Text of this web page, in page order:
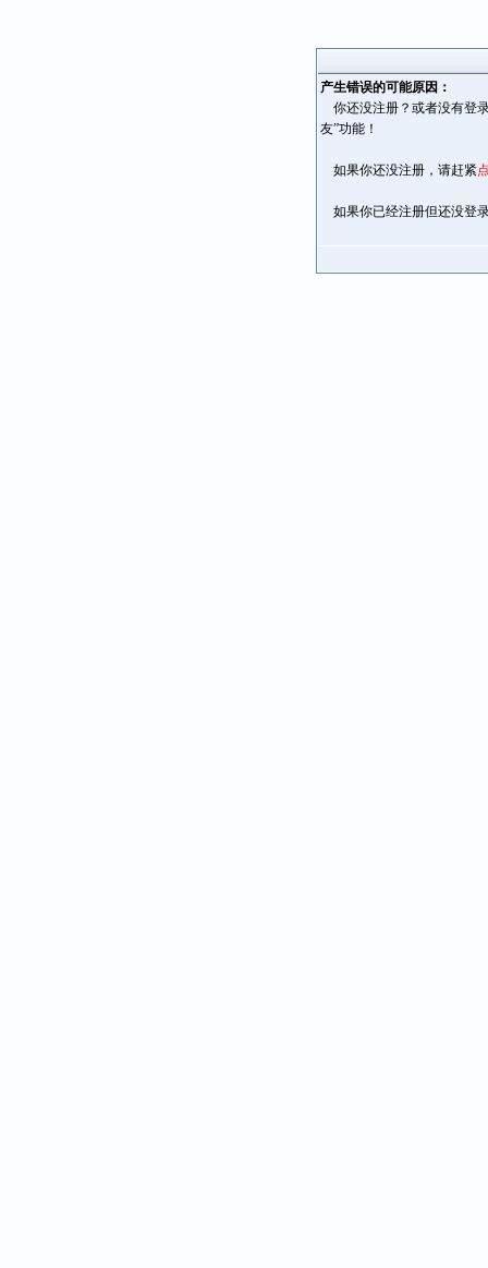
产生错误的可能原因：
你还没注册？或者没有登
友”功能！
如果你还没注册，请赶紧
如果你已经注册但还没登